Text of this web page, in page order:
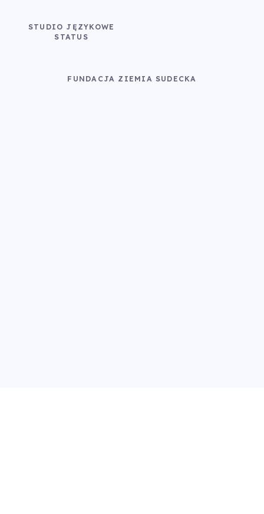
STUDIO JĘZYKOWE
STATUS
FUNDACJA ZIEMIA SUDECKA